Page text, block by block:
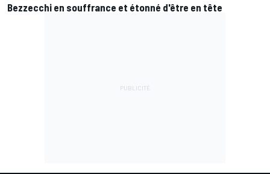
Bezzecchi en souffrance et étonné d'être en tête